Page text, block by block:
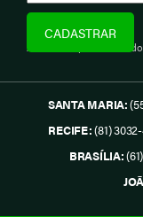
Assine e fique
SANTA MARIA:
RECIFE:(81)
BRASÍLIA: